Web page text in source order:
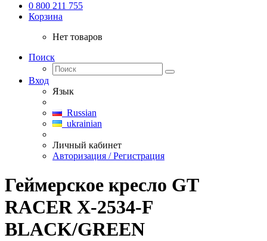
0 800 211 755
Корзина
Нет товаров
Поиск
Вход
Язык
Russian
ukrainian
Личный кабинет
Авторизация / Регистрация
Геймерское кресло GT
RACER X-2534-F
BLACK/GREEN